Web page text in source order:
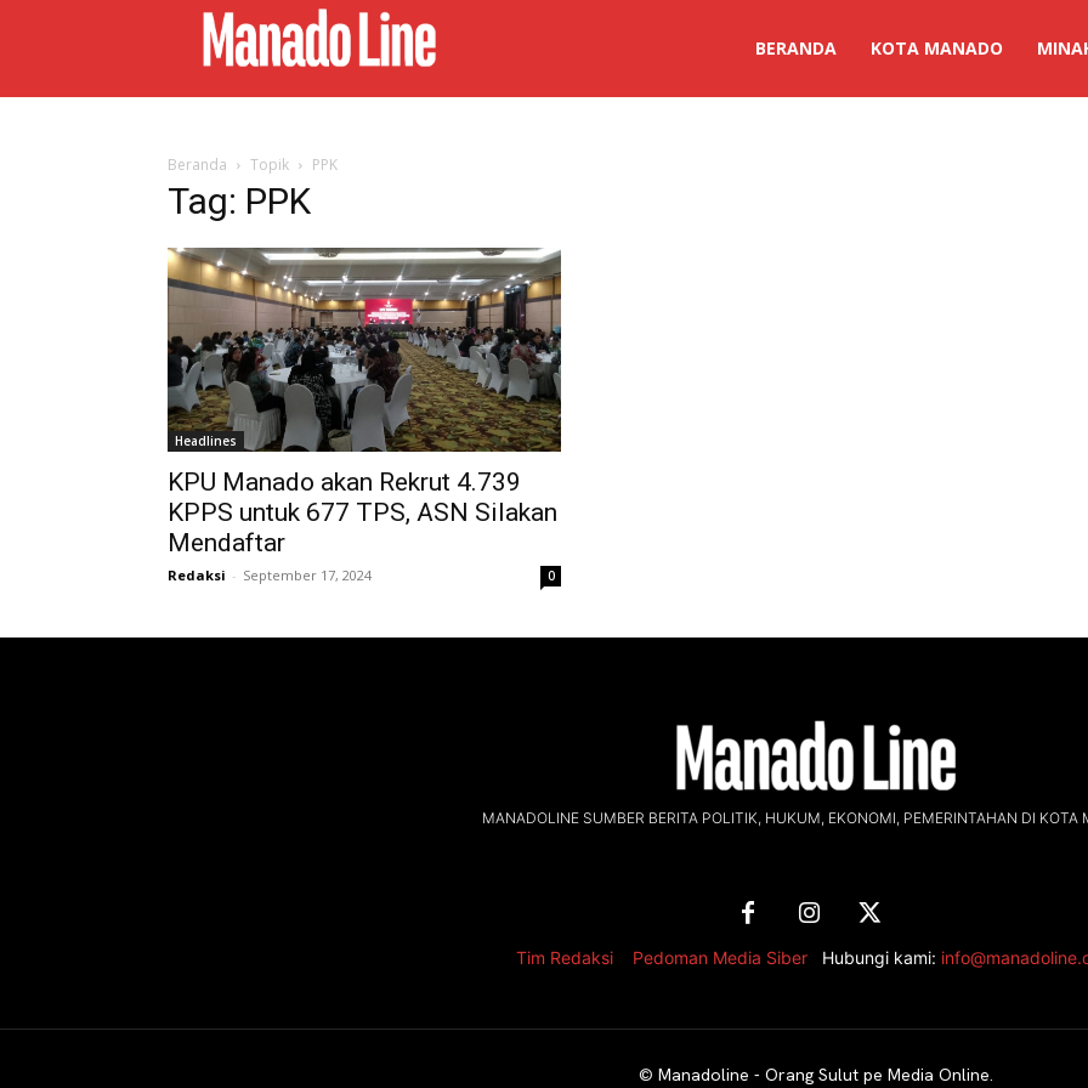
BERANDA KOTA MANADO
Beranda Topik PPK
Tag: PPK
Headlines
KPU Manado akan Rekrut 4.739
KPPS untuk 677 TPS, ASN Silakan
Mendaftar
Redaksi - September 17, 2024 0
MANADOLINE SUMBER BERITA POLITIK, HUKUM, EKONOMI, PEMERINTAHAN DI KOTA
Tim Redaksi Pedoman Media Siber Hubungi kami:
© Manadoline - Orang Sulut pe Media Online.